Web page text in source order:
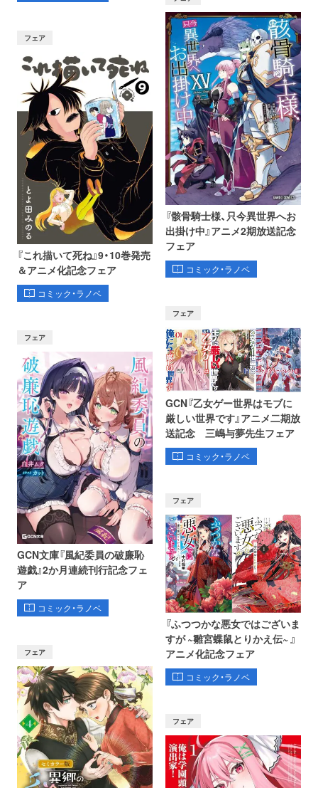
フェア
『これ描いて死ね』9・10巻発売
＆アニメ化記念フェア
コミック・ラノベ
『骸骨騎士様、只今異世界へお
出掛け中』アニメ2期放送記念
フェア
コミック・ラノベ
フェア
GCN文庫『風紀委員の破廉恥
遊戯』2か月連続刊行記念フェ
ア
コミック・ラノベ
フェア
GCN『乙女ゲー世界はモブに
厳しい世界です』アニメ二期放
送記念 三嶋与夢先生フェア
コミック・ラノベ
フェア
フェア
『ふつつかな悪女ではございま
すが ~雛宮蝶鼠とりかえ伝~ 』
アニメ化記念フェア
コミック・ラノベ
フェア